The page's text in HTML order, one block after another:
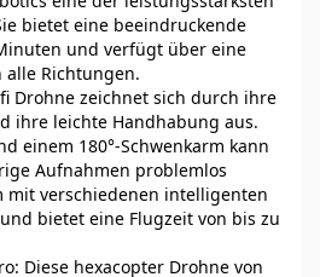
bietet eine beeindruckende
und verfügt über eine
Richtungen.
Drohne zeichnet sich durch ihre
ihre leichte Handhabung aus.
einem 180°-Schwenkarm kann
Aufnahmen problemlos
mit verschiedenen intelligenten
bietet eine Flugzeit von bis zu
Diese hexacopter Drohne von